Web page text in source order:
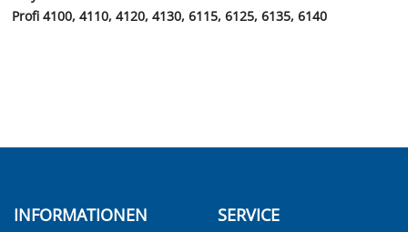
Profi 4100, 4110, 4120, 4130, 6115, 6125, 6135, 6140
INFORMATIONEN SERVICE